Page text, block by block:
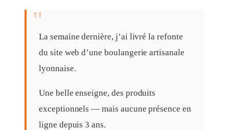
La semaine dernière, j’ai livré la refonte
du site web d’une boulangerie artisanale
lyonnaise.
Une belle enseigne, des produits
exceptionnels — mais aucune présence en
ligne depuis 3 ans.